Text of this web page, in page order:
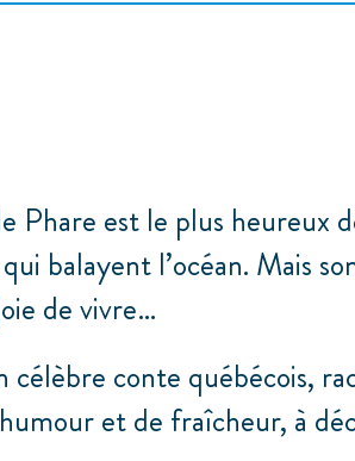
Phare est le plus heureux
balayent l’océan. Mais
de vivre…
célèbre conte québécois,
et de fraîcheur, à